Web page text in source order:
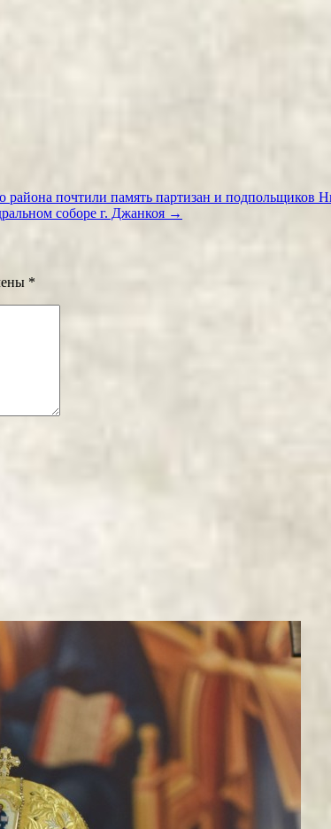
района почтили память партизан и подпольщиков
соборе г. Джанкоя →
*